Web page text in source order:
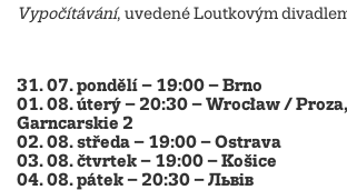
Vypočítávání, uvedené Loutkovým
31. 07. pondělí – 19:00 – Brno
01. 08. úterý – 20:30 – Wrocław /
Garncarskie 2
02. 08. středa – 19:00 – Ostrava
03. 08. čtvrtek – 19:00 – Košice
04. 08. pátek – 20:30 – Львів